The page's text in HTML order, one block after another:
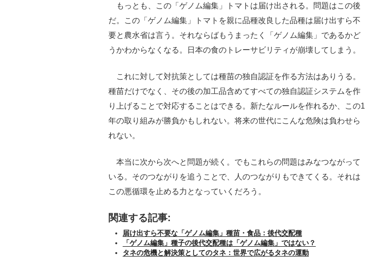
もっとも、この「ゲノム編集」トマトは届け出される。問題はこの後
だ。この「ゲノム編集」トマトを親に品種改良した品種は届け出すら不
要と農水省は言う。それならばもうまったく「ゲノム編集」であるかど
うかわからなくなる。日本の食のトレーサビリティが崩壊してしまう。
これに対して対抗策としては種苗の独自認証を作る方法はありうる。
種苗だけでなく、その後の加工品含めてすべての独自認証システムを作
り上げることで対応することはできる。新たなルールを作れるか、この1
年の取り組みが勝負かもしれない。将来の世代にこんな危険は負わせら
れない。
本当に次から次へと問題が続く。でもこれらの問題はみなつながって
いる。そのつながりを追うことで、人のつながりもできてくる。それは
この悪循環を止める力となっていくだろう。
関連する記事:
届け出すら不要な「ゲノム編集」種苗・食品：後代交配種
「ゲノム編集」種子の後代交配種は「ゲノム編集」ではない？
タネの危機と解決策としてのタネ：世界で広がるタネの運動